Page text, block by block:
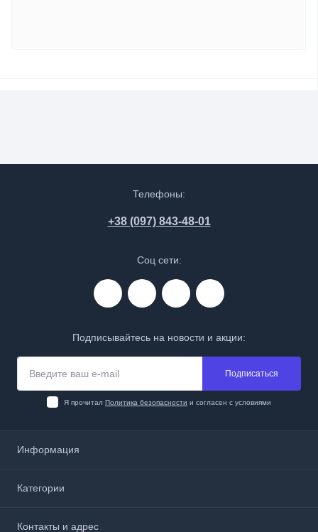
Телефоны:
+38 (097) 843-48-01
Соц сети:
Подписывайтесь на новости и акции:
Подписаться
Я прочитал Политика безопасности и согласен с условиями
Информация
Доставка и оплата
Договор публичной оферты
Категории
Контакты и адрес